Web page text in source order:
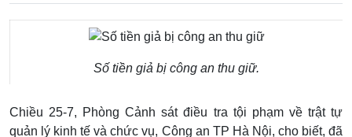
Số tiền giả bị công an thu giữ.
Chiều 25-7, Phòng Cảnh sát điều tra tội phạm về trật tự
quản lý kinh tế và chức vụ, Công an TP Hà Nội, cho biết, đã